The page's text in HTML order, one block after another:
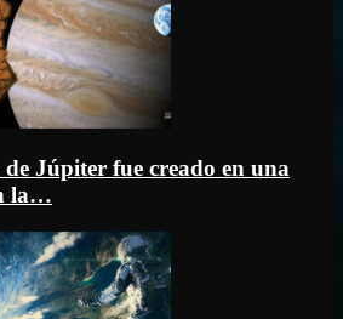
Júpiter fue creado en una
la…